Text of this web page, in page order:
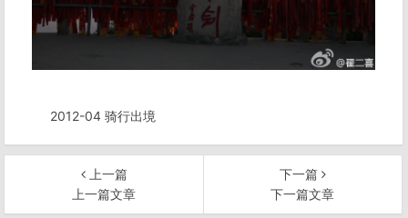
2012-04 骑行出境
上一篇
上一篇文章
下一篇
下一篇文章